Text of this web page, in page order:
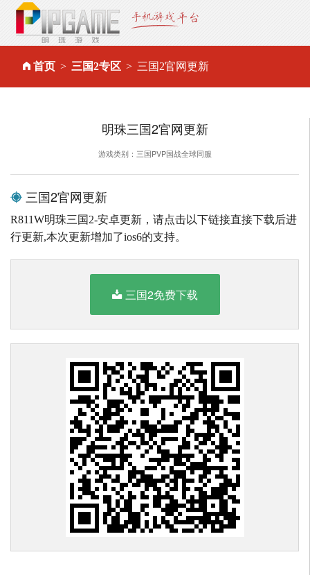
首页 三国2专区 三国2官网更新
明珠三国2官网更新
游戏类别：三国PVP国战全球同服
三国2官网更新
R811W明珠三国2-安卓更新，请点击以下链接直接下载后进
行更新,本次更新增加了ios6的支持。
三国2免费下载